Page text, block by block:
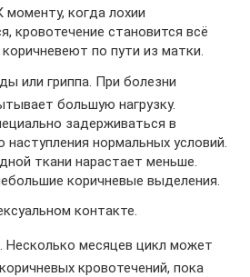
моменту, когда лохии
кровотечение становится всё
по пути из матки.
или гриппа. При болезни
большую нагрузку.
задерживаться в
наступления нормальных условий.
ткани нарастает меньше.
коричневые выделения.
контакте.
Несколько месяцев цикл может
кровотечений, пока